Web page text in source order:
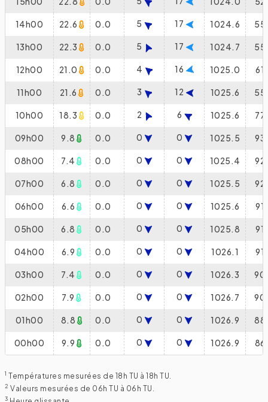
14h00 22.6 0.0 5 17 1024.6 55
13h00 22.3 0.0 5 17 1024.7 55
12h00 21.0 0.0 4 16 1025.0 61
11h00 21.6 0.0 3 12 1025.6 55
10h00 18.3 0.0 2 6 1025.6 77
09h00 9.8 0.0 0 0 1025.5 93
08h00 7.4 0.0 0 0 1025.4 92
07h00 6.8 0.0 0 0 1025.5 92
06h00 6.6 0.0 0 0 1025.6 91
05h00 6.8 0.0 0 0 1025.8 91
04h00 6.9 0.0 0 0 1026.1 91
03h00 7.4 0.0 0 0 1026.3 90
02h00 7.9 0.0 0 0 1026.7 90
01h00 8.8 0.0 0 0 1026.9 88
00h00 9.9 0.0 0 0 1026.9 86
1 Températures mesurées de 18h TU à 18h TU.
2 Valeurs mesurées de 06h TU à 06h TU.
3